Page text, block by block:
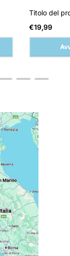
Titolo del
Prezzo
normale
€19,99